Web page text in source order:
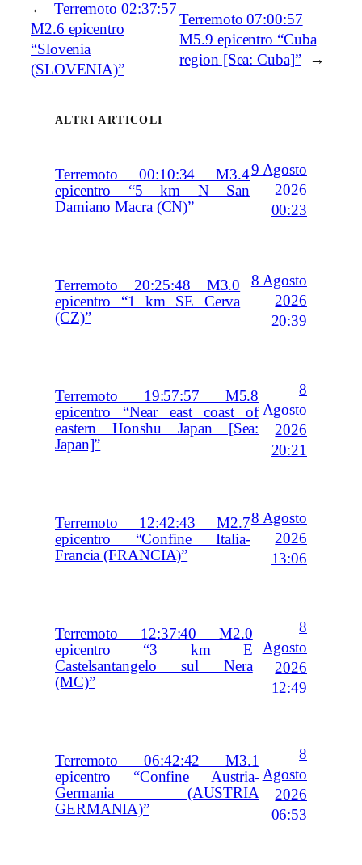
←
Terremoto 02:37:57
M2.6 epicentro
“Slovenia
(SLOVENIA)”
Terremoto 07:00:57
M5.9 epicentro “Cuba
region [Sea: Cuba]”
→
ALTRI ARTICOLI
Terremoto 00:10:34 M3.4
epicentro “5 km N San
Damiano Macra (CN)”
9 Agosto
2026
00:23
Terremoto 20:25:48 M3.0
epicentro “1 km SE Cerva
(CZ)”
8 Agosto
2026
20:39
Terremoto 19:57:57 M5.8
epicentro “Near east coast of
eastern Honshu Japan [Sea:
Japan]”
8
Agosto
2026
20:21
Terremoto 12:42:43 M2.7
epicentro “Confine Italia-
Francia (FRANCIA)”
8 Agosto
2026
13:06
Terremoto 12:37:40 M2.0
epicentro “3 km E
Castelsantangelo sul Nera
(MC)”
8
Agosto
2026
12:49
Terremoto 06:42:42 M3.1
epicentro “Confine Austria-
Germania (AUSTRIA
GERMANIA)”
8
Agosto
2026
06:53